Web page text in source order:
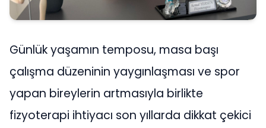
Günlük yaşamın temposu, masa başı
çalışma düzeninin yaygınlaşması ve spor
yapan bireylerin artmasıyla birlikte
fizyoterapi ihtiyacı son yıllarda dikkat çekici